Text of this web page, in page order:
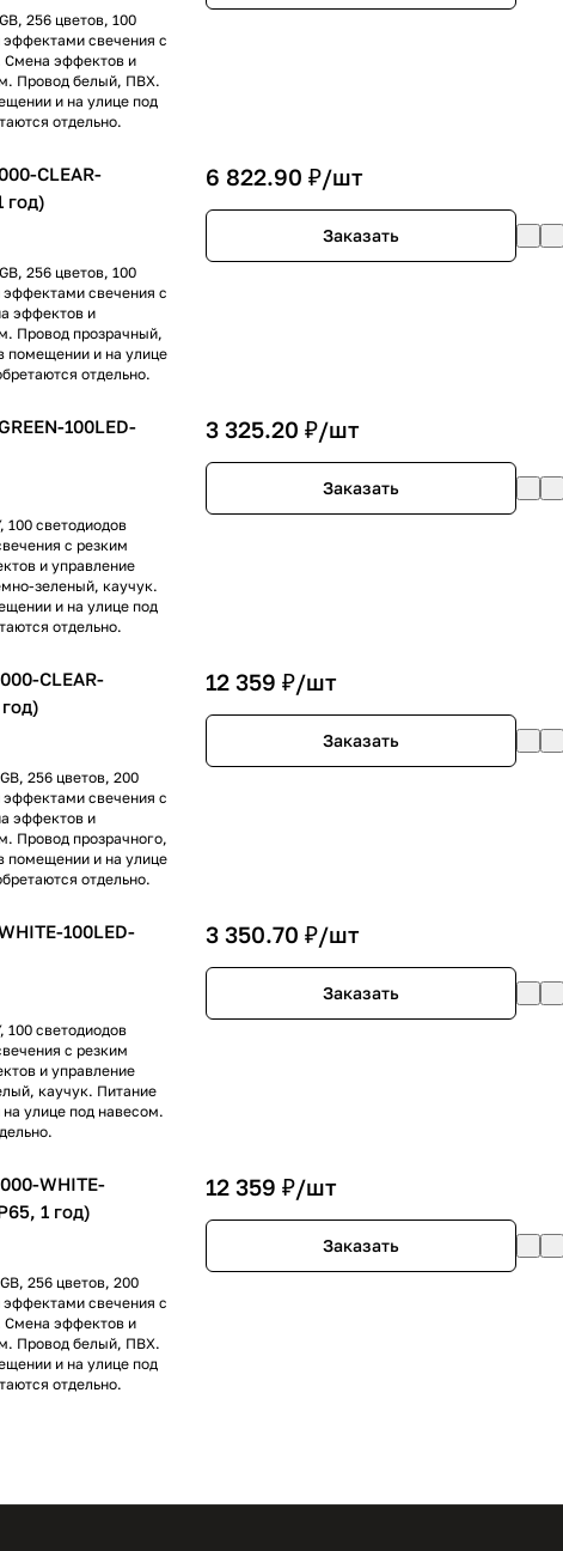
256 цветов, 100
свечения с
Смена эффектов и
Провод белый, ПВХ.
и на улице под
отдельно.
CLEAR-
год)
256 цветов, 100
свечения с
эффектов и
Провод прозрачный,
помещении и на улице
отдельно.
6 822.90 ₽/шт
Заказать
100LED-
100 светодиодов
с резким
и управление
зеленый, каучук.
и на улице под
отдельно.
3 325.20 ₽/шт
Заказать
CLEAR-
256 цветов, 200
свечения с
эффектов и
Провод прозрачного,
помещении и на улице
отдельно.
12 359 ₽/шт
Заказать
100LED-
100 светодиодов
с резким
и управление
каучук. Питание
улице под навесом.
3 350.70 ₽/шт
Заказать
WHITE-
1 год)
256 цветов, 200
свечения с
Смена эффектов и
Провод белый, ПВХ.
и на улице под
отдельно.
12 359 ₽/шт
Заказать